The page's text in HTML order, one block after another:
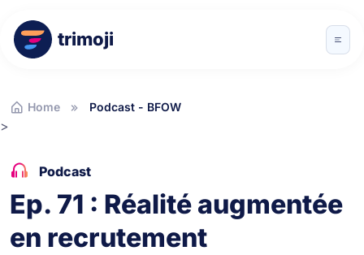
trimoji
Home Podcast - BFOW
>
Podcast
Ep. 71 : Réalité augmentée
en recrutement